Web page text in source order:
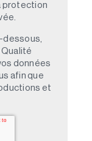
protection
dessous,
données
afin que
et